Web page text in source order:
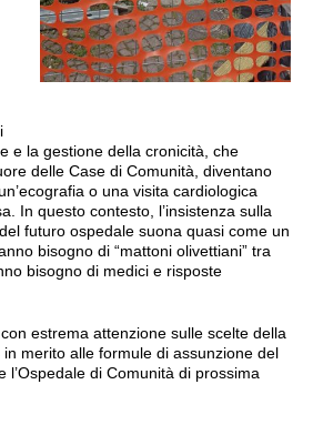
e la gestione della cronicità, che
delle Case di Comunità, diventano
o una visita cardiologica
In questo contesto, l’insistenza sulla
futuro ospedale suona quasi come un
bisogno di “mattoni olivettiani” tra
bisogno di medici e risposte
estrema attenzione sulle scelte della
in merito alle formule di assunzione del
l’Ospedale di Comunità di prossima